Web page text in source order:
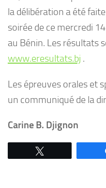
la délibération a été
soirée de ce mercredi
au Bénin. Les résultats
www.eresultats.bj .
Les épreuves orales et
un communiqué de la
Carine B. Djignon